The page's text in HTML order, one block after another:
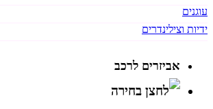
עוגנים
ידיות וצילינדרים
אביזרים לרכב